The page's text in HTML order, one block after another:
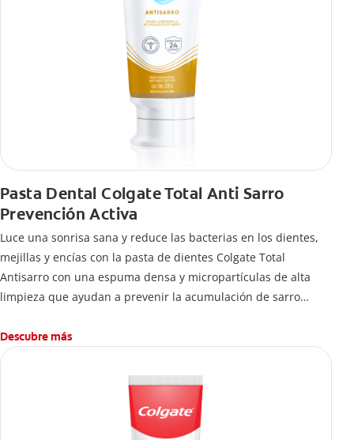
Pasta Dental Colgate Total Anti Sarro
Prevención Activa
Luce una sonrisa sana y reduce las bacterias en los dientes,
mejillas y encías con la pasta de dientes Colgate Total
Antisarro con una espuma densa y micropartículas de alta
limpieza que ayudan a prevenir la acumulación de sarro
Descubre más